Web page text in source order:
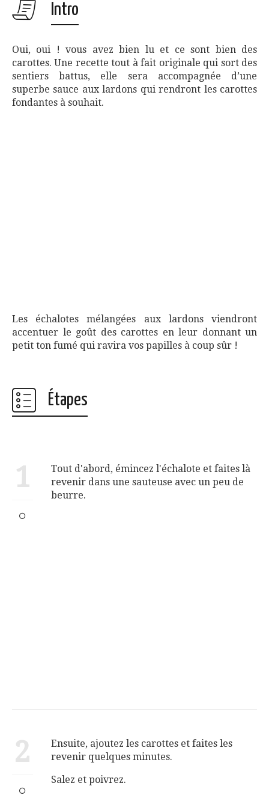
Intro
Oui, oui ! vous avez bien lu et ce sont bien des
carottes. Une recette tout à fait originale qui sort des
sentiers battus, elle sera accompagnée d’une
superbe sauce aux lardons qui rendront les carottes
fondantes à souhait.
Les échalotes mélangées aux lardons viendront
accentuer le goût des carottes en leur donnant un
petit ton fumé qui ravira vos papilles à coup sûr !
Étapes
1
Tout d'abord, émincez l'échalote et faites là
revenir dans une sauteuse avec un peu de
beurre.
2
Ensuite, ajoutez les carottes et faites les
revenir quelques minutes.
Salez et poivrez.